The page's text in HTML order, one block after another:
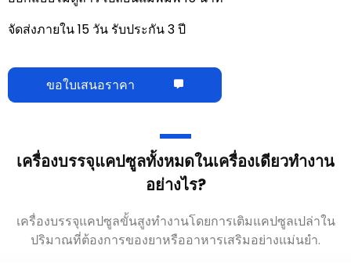
ออกแบบโมดูลาร์ เปลี่ยนแม่พิมพ์ 15 นาที
เครื่องบรรจุแคปซูลทั้งหมดในเครื่องเดียวทำงาน
อย่างไร?
เครื่องบรรจุแคปซูลขั้นสูงทำงานโดยการเติมแคปซูลเปล่าใน